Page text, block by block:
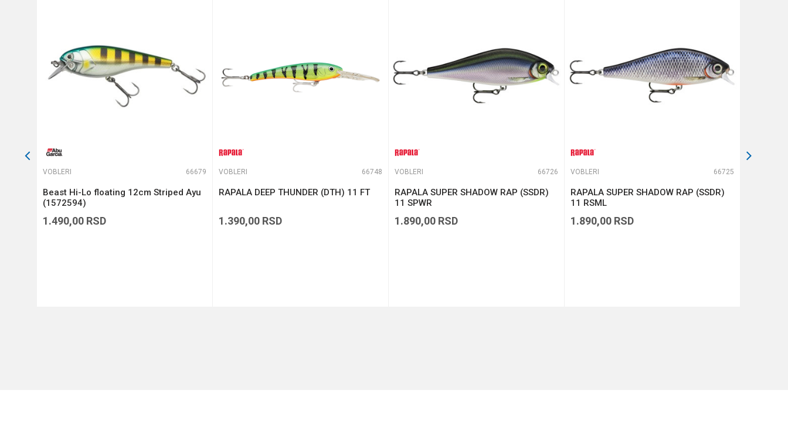
POŠALJI
VOBLERI 66679
Beast Hi-Lo floating 12cm Striped Ayu
(1572594)
1.490,00 RSD
VOBLERI 66748
RAPALA DEEP THUNDER (DTH) 11 FT
1.390,00 RSD
VOBLERI 66726
RAPALA SUPER SHADOW RAP (SSDR)
11 SPWR
1.890,00 RSD
VOBLERI 66725
RAPALA SUPER SHADOW RAP (SSDR)
11 RSML
1.890,00 RSD